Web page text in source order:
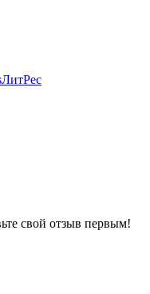
ЛитРес
свой отзыв первым!